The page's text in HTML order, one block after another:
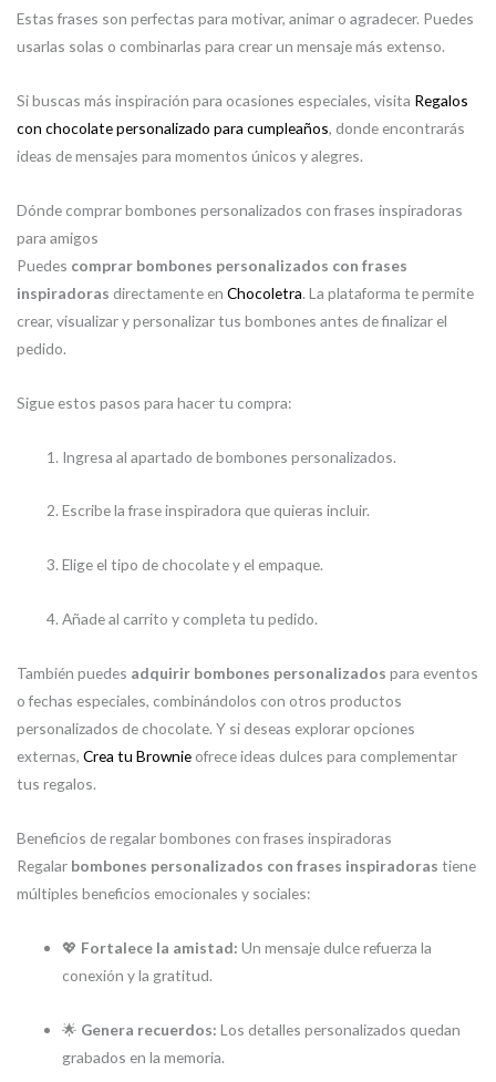
Estas frases son perfectas para motivar, animar o agradecer. Puedes
usarlas solas o combinarlas para crear un mensaje más extenso.
Si buscas más inspiración para ocasiones especiales, visita Regalos
con chocolate personalizado para cumpleaños, donde encontrarás
ideas de mensajes para momentos únicos y alegres.
Dónde comprar bombones personalizados con frases inspiradoras
para amigos
Puedes comprar bombones personalizados con frases
inspiradoras directamente en Chocoletra. La plataforma te permite
crear, visualizar y personalizar tus bombones antes de finalizar el
pedido.
Sigue estos pasos para hacer tu compra:
Ingresa al apartado de bombones personalizados.
Escribe la frase inspiradora que quieras incluir.
Elige el tipo de chocolate y el empaque.
Añade al carrito y completa tu pedido.
También puedes adquirir bombones personalizados para eventos
o fechas especiales, combinándolos con otros productos
personalizados de chocolate. Y si deseas explorar opciones
externas, Crea tu Brownie ofrece ideas dulces para complementar
tus regalos.
Beneficios de regalar bombones con frases inspiradoras
Regalar bombones personalizados con frases inspiradoras tiene
múltiples beneficios emocionales y sociales:
💖 Fortalece la amistad: Un mensaje dulce refuerza la
conexión y la gratitud.
🌟 Genera recuerdos: Los detalles personalizados quedan
grabados en la memoria.